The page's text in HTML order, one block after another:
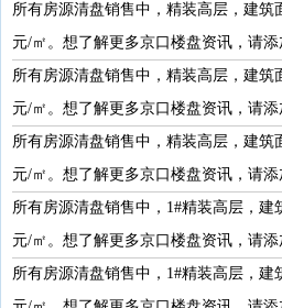
所有房源清盘销售中，精装高层，建筑
元/㎡。想了解更多京口楼盘资讯，请
所有房源清盘销售中，精装高层，建筑
元/㎡。想了解更多京口楼盘资讯，请
所有房源清盘销售中，精装高层，建筑
元/㎡。想了解更多京口楼盘资讯，请
所有房源清盘销售中，1#精装高层，建
元/㎡。想了解更多京口楼盘资讯，请
所有房源清盘销售中，1#精装高层，建